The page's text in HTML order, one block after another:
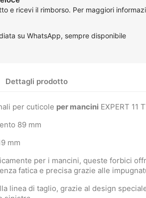
e ricevi il rimborso. Per maggiori
su WhatsApp, sempre disponibile
Dettagli prodotto
per cuticole per mancini EXPERT 11
89 mm
mm
per i mancini, queste forbici
fatica e precisa grazie alle
linea di taglio, grazie al design